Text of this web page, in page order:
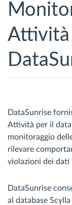
Attività
DataSunrise
Attività per il
monitoraggio
rilevare
violazioni dei dati
DataSunrise
al database